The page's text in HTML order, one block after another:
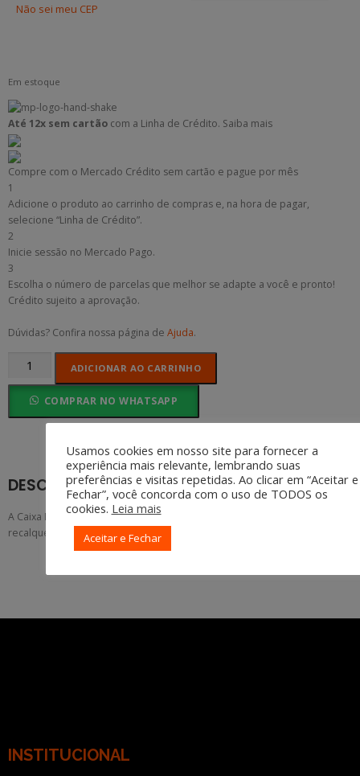
Não sei meu CEP
Em estoque
Até 12x sem cartão com a Linha de Crédito. Saiba mais
Compre com o Mercado Crédito sem cartão e pague por mês
1
Adicione o produto ao carrinho de compras e, na hora de pagar,
selecione “Linha de Crédito”.
2
Inicie sessão no Mercado Pago.
3
Escolha o número de parcelas que melhor se adapte a você e pronto!
Crédito sujeito a aprovação.
Dúvidas? Confira nossa página de Ajuda.
ADICIONAR AO CARRINHO
COMPRAR NO WHATSAPP
DESCRIÇÃO
A Caixa Metálica de Recalque Embutir serve de abrigo para o registro
recalque ou hidrômetro.
INSTITUCIONAL
Usamos cookies em nosso site para fornecer a
experiência mais relevante, lembrando suas
preferências e visitas repetidas. Ao clicar em “Aceitar e
Fechar”, você concorda com o uso de TODOS os
cookies. Leia mais
Aceitar e Fechar